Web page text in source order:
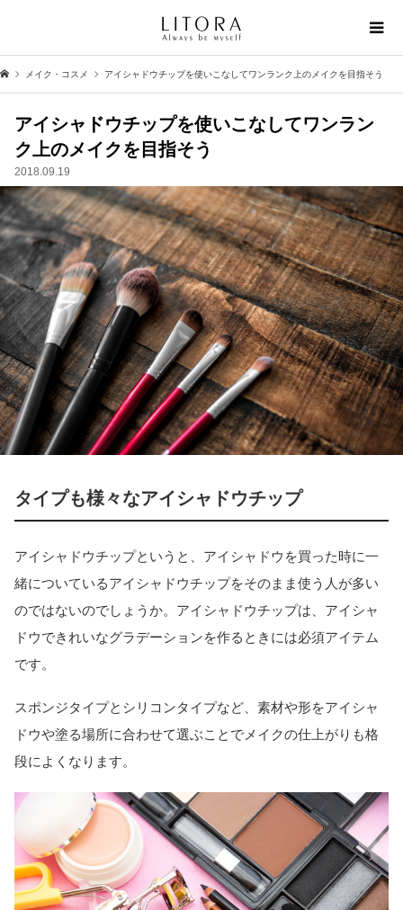
メイク・コスメ アイシャドウチップを使いこなしてワンランク上のメイクを目指そう
アイシャドウチップを使いこなしてワンラン
ク上のメイクを目指そう
2018.09.19
タイプも様々なアイシャドウチップ
アイシャドウチップというと、アイシャドウを買った時に一
緒についているアイシャドウチップをそのまま使う人が多い
のではないのでしょうか。アイシャドウチップは、アイシャ
ドウできれいなグラデーションを作るときには必須アイテム
です。
スポンジタイプとシリコンタイプなど、素材や形をアイシャ
ドウや塗る場所に合わせて選ぶことでメイクの仕上がりも格
段によくなります。